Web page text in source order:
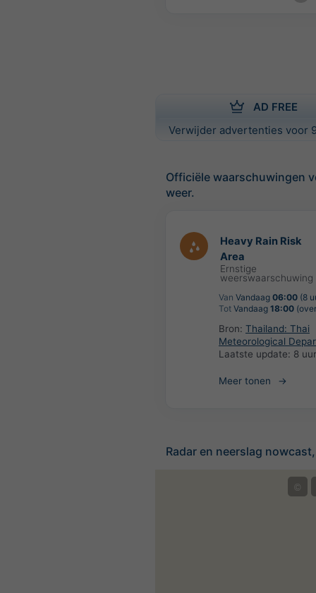
AD FREE
Verwijder advertenties voor
Officiële waarschuwingen
weer.
Heavy Rain Risk
Area
Ernstige
weerswaarschuwing
Van Vandaag 06:00 (8
Tot Vandaag 18:00
Bron: Thailand: Thai
Meteorological
Laatste update: 8
Meer tonen
Radar en neerslag
©